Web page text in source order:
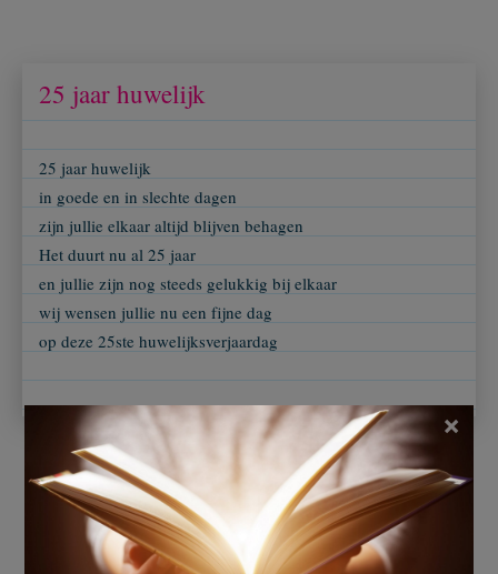
25 jaar huwelijk
25 jaar huwelijk
in goede en in slechte dagen
zijn jullie elkaar altijd blijven behagen
Het duurt nu al 25 jaar
en jullie zijn nog steeds gelukkig bij elkaar
wij wensen jullie nu een fijne dag
op deze 25ste huwelijksverjaardag
Beoordeel dit gedicht
×